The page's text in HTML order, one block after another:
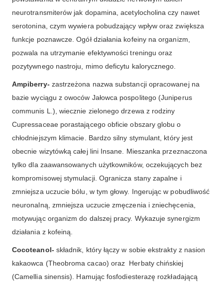
neurotransmiterów jak dopamina, acetylocholina czy nawet
serotonina, czym wywiera pobudzający wpływ oraz zwiększa
funkcje poznawcze. Ogół działania kofeiny na organizm,
pozwala na utrzymanie efektywności treningu oraz
pozytywnego nastroju, mimo deficytu kalorycznego.
Ampiberry- zastrzeżona nazwa substancji opracowanej na
bazie wyciągu z owoców Jałowca pospolitego (Juniperus
communis L.), wiecznie zielonego drzewa z rodziny
Cupressaceae porastającego obficie obszary globu o
chłodniejszym klimacie. Bardzo silny stymulant, który jest
obecnie wizytówką całej lini Insane. Mieszanka przeznaczona
tylko dla zaawansowanych użytkowników, oczekujących bez
kompromisowej stymulacji. Ogranicza stany zapalne i
zmniejsza uczucie bólu, w tym głowy. Ingerując w pobudliwość
neuronalną, zmniejsza uczucie zmęczenia i zniechęcenia,
motywując organizm do dalszej pracy. Wykazuje synergizm
działania z kofeiną.
Cocoteanol- składnik, który łączy w sobie ekstrakty z nasion
kakaowca (Theobroma cacao) oraz Herbaty chińskiej
(Camellia sinensis). Hamując fosfodiesterazę rozkładającą